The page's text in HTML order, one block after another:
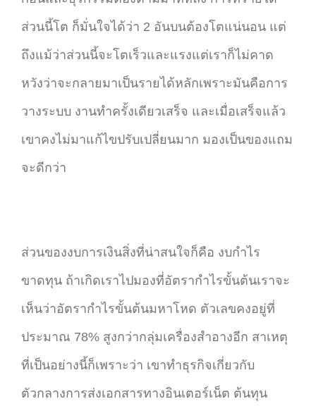
ส่วนนี้โต ก็มั่นใจได้ว่า 2 อันบนต้องโตแน่นอน แต่
ถึงแม้ว่าส่วนนี้จะโตเร็วและแรงแต่เราก็ไม่คาด
หวังว่าจะกลายมาเป็นรายได้หลักเพราะมันคือการ
วางระบบ งานทำครั้งเดียวเสร็จ และเมื่อเสร็จแล้ว
เขาคงไม่มาแก้ไขปรับเปลี่ยนมาก มองเป็นของแถม
จะดีกว่า
ส่วนของงบการเงินสิ่งที่น่าสนใจก็คือ งบกำไร
ขาดทุน ถ้าเกิดเราไปมองที่อัตรากำไรขั้นต้นเราจะ
เห็นว่าอัตรากำไรขั้นต้นมหาโหด ตัวเลขคงอยู่ที่
ประมาณ 78% สูงกว่ากลุ่มเครื่องสำอางอีก สาเหตุ
ที่เป็นอย่างนี้ก็เพราะว่า เขาทำธุรกิจเกี่ยวกับ
ตัวกลางการส่งเอกสารทางอินเตอร์เน็ต ต้นทุน